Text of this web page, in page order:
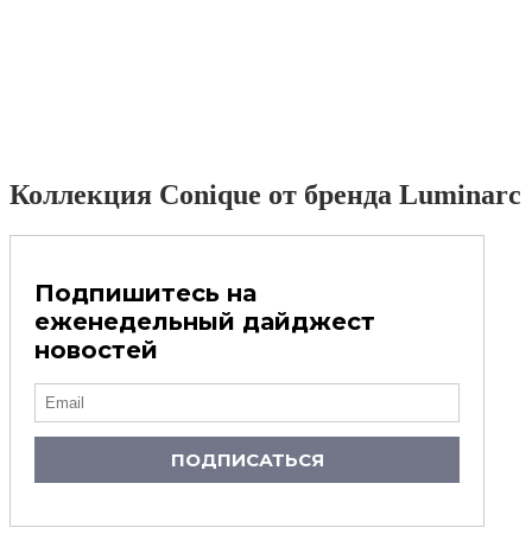
Коллекция Conique от бренда Luminarc
Подпишитесь на
еженедельный дайджест
новостей
ПОДПИСАТЬСЯ